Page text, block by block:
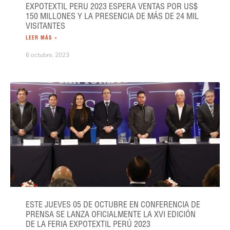
EXPOTEXTIL PERU 2023 ESPERA VENTAS POR US$
150 MILLONES Y LA PRESENCIA DE MÁS DE 24 MIL
VISITANTES
LEER MÁS »
6 octubre, 2023
ESTE JUEVES 05 DE OCTUBRE EN CONFERENCIA DE
PRENSA SE LANZA OFICIALMENTE LA XVI EDICIÓN
DE LA FERIA EXPOTEXTIL PERÚ 2023